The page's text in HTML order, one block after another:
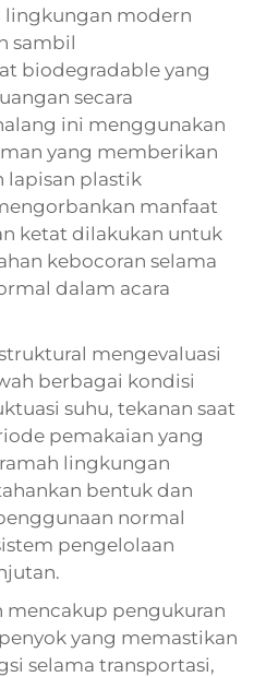
lingkungan modern
sambil
biodegradable yang
secara
ini menggunakan
yang memberikan
lapisan plastik
manfaat
ketat dilakukan untuk
kebocoran selama
dalam acara
mengevaluasi
berbagai kondisi
suhu, tekanan saat
pemakaian yang
lingkungan
bentuk dan
normal
pengelolaan
mencakup pengukuran
yang memastikan
selama transportasi,